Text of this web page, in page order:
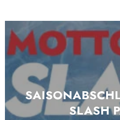
SLASH